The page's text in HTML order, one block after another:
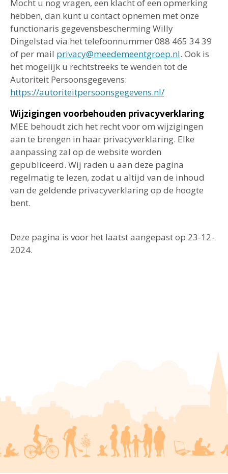
Mocht u nog vragen, een klacht of een opmerking
hebben, dan kunt u contact opnemen met onze
functionaris gegevensbescherming Willy
Dingelstad via het telefoonnummer 088 465 34 39
of per mail privacy@meedemeentgroep.nl. Ook is
het mogelijk u rechtstreeks te wenden tot de
Autoriteit Persoonsgegevens:
https://autoriteitpersoonsgegevens.nl/
Wijzigingen voorbehouden privacyverklaring
MEE behoudt zich het recht voor om wijzigingen
aan te brengen in haar privacyverklaring. Elke
aanpassing zal op de website worden
gepubliceerd. Wij raden u aan deze pagina
regelmatig te lezen, zodat u altijd van de inhoud
van de geldende privacyverklaring op de hoogte
bent.
Deze pagina is voor het laatst aangepast op 23-12-
2024.